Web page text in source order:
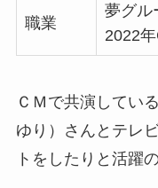
職業
夢グル
2022
ＣＭで共演してい
ゆり）さんとテレ
トをしたりと活躍